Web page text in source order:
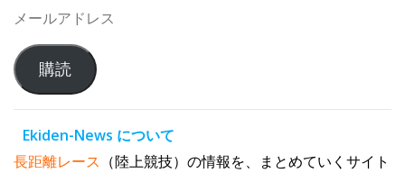
メ
ル
ア
ド
レ
ス
購読
Ekiden-News について
長距離レース （陸上競技）の情報を、まとめていくサイト